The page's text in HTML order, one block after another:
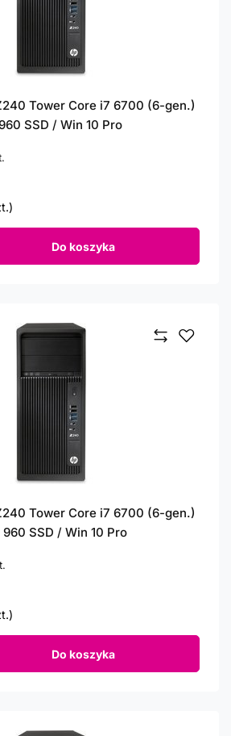
Tower Core i7 6700 (6-gen.)
SSD / Win 10 Pro
Do koszyka
Tower Core i7 6700 (6-gen.)
960 SSD / Win 10 Pro
Do koszyka